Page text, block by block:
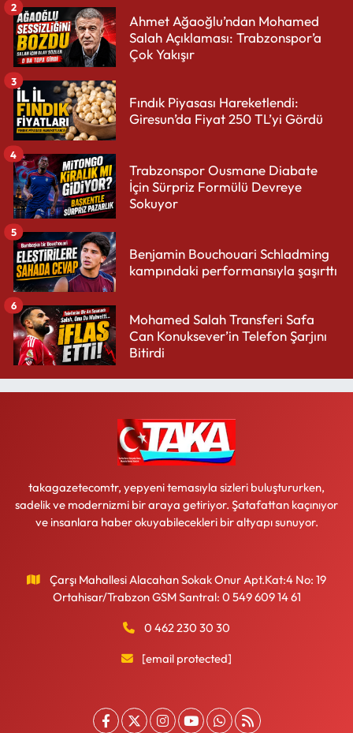
Ahmet Ağaoğlu’ndan Mohamed
Salah Açıklaması: Trabzonspor’a
Çok Yakışır
2
Fındık Piyasası Hareketlendi:
Giresun’da Fiyat 250 TL’yi Gördü
3
Trabzonspor Ousmane Diabate
İçin Sürpriz Formülü Devreye
Sokuyor
4
Benjamin Bouchouari Schladming
kampındaki performansıyla şaşırttı
5
Mohamed Salah Transferi Safa
Can Konuksever’in Telefon Şarjını
Bitirdi
6
takagazetecomtr, yepyeni temasıyla sizleri buluştururken,
sadelik ve modernizmi bir araya getiriyor. Şatafattan kaçınıyor
ve insanlara haber okuyabilecekleri bir altyapı sunuyor.
Çarşı Mahallesi Alacahan Sokak Onur Apt.Kat:4 No: 19
Ortahisar/Trabzon GSM Santral: 0 549 609 14 61
0 462 230 30 30
[email protected]